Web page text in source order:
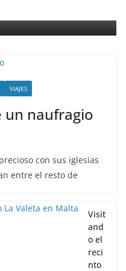
VIAJES
un naufragio
con sus iglesias
entre el resto de
Visit
and
o el
reci
nto